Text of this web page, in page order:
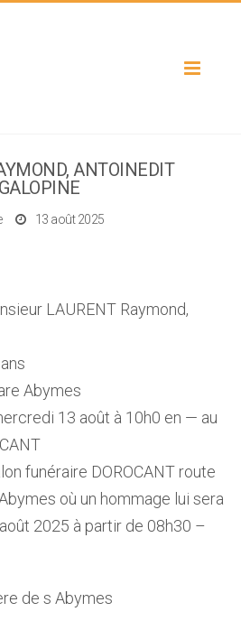
Toggle
ANTOINEDIT
GALOPINE
13 août 2025
LAURENT Raymond,
Abymes
13 août à 10h0 en — au
funéraire DOROCANT route
où un hommage lui sera
2025 à partir de 08h30 –
de s Abymes